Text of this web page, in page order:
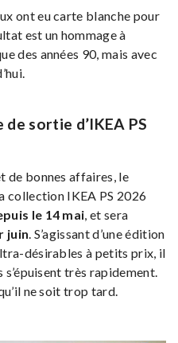
ont eu carte blanche pour
est un hommage à
des années 90, mais avec
de sortie d’IKEA PS
de bonnes affaires, le
collection IKEA PS 2026
le 14 mai, et sera
juin. S’agissant d’une édition
désirables à petits prix, il
très rapidement.
ne soit trop tard.